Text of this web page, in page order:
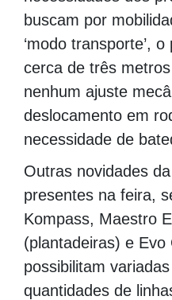
buscam por
‘modo transporte’,
cerca de três
nenhum ajuste
deslocamento em
necessidade de
Outras novidades
presentes na feira,
Kompass, Maestro
(plantadeiras) e
possibilitam
quantidades de